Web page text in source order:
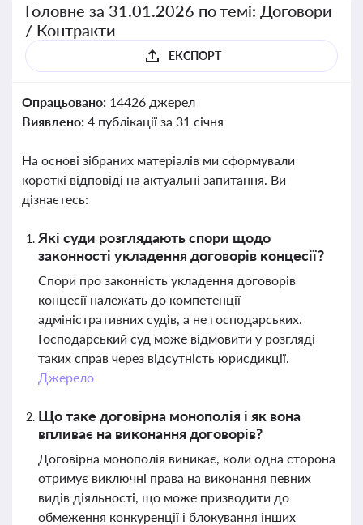
Головне за 31.01.2026 по темі: Договори
/ Контракти
ЕКСПОРТ
Опрацьовано: 14426 джерел
Виявлено: 4 публікації за 31 січня
На основі зібраних матеріалів ми сформували
короткі відповіді на актуальні запитання. Ви
дізнаєтесь:
Які суди розглядають спори щодо
законності укладення договорів концесії?
Спори про законність укладення договорів
концесії належать до компетенції
адміністративних судів, а не господарських.
Господарський суд може відмовити у розгляді
таких справ через відсутність юрисдикції.
Джерело
Що таке договірна монополія і як вона
впливає на виконання договорів?
Договірна монополія виникає, коли одна сторона
отримує виключні права на виконання певних
видів діяльності, що може призводити до
обмеження конкуренції і блокування інших